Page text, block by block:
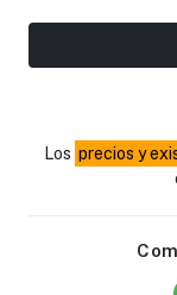
Los precios y